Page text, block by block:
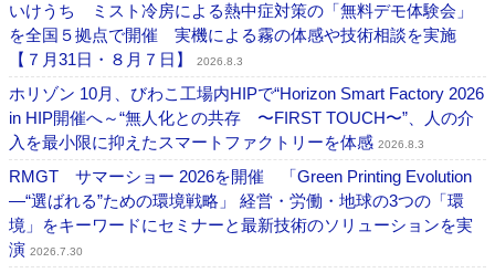
いけうち ミスト冷房による熱中症対策の「無料デモ体験会」
を全国５拠点で開催 実機による霧の体感や技術相談を実施
【７月31日・８月７日】
2026.8.3
ホリゾン 10月、びわこ工場内HIPで“Horizon Smart Factory 2026
in HIP開催へ～“無人化との共存 〜FIRST TOUCH〜”、人の介
入を最小限に抑えたスマートファクトリーを体感 2026.8.3
RMGT サマーショー 2026を開催 「Green Printing Evolution
―“選ばれる”ための環境戦略」 経営・労働・地球の3つの「環
境」をキーワードにセミナーと最新技術のソリューションを実
演 2026.7.30